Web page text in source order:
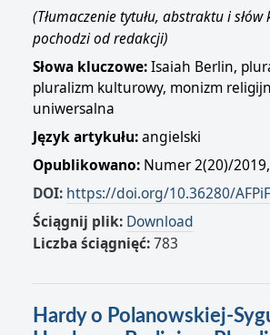
(Tłumaczenie tytułu, abstraktu i słów
pochodzi od redakcji)
Słowa kluczowe:Isaiah Berlin,
pluralizm kulturowy, monizm
uniwersalna
Język artykułu:angielski
Opublikowano: Numer 2(20)/
DOI: https://doi.org/10.36280/
Ściągnij plik: Download
Liczba ściągnięć:783
Hardy o Polanowskiej-